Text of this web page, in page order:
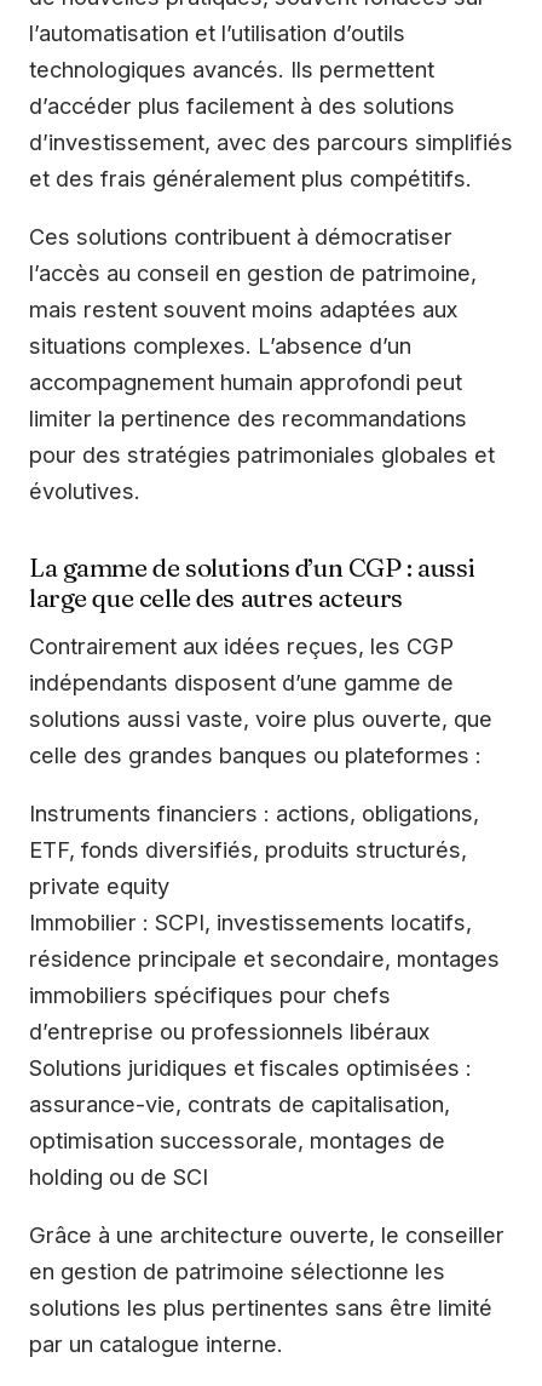
l’automatisation et l’utilisation d’outils
technologiques avancés. Ils permettent
d’accéder plus facilement à des solutions
d’investissement, avec des parcours simplifiés
et des frais généralement plus compétitifs.
Ces solutions contribuent à démocratiser
l’accès au conseil en gestion de patrimoine,
mais restent souvent moins adaptées aux
situations complexes. L’absence d’un
accompagnement humain approfondi peut
limiter la pertinence des recommandations
pour des stratégies patrimoniales globales et
évolutives.
La gamme de solutions d’un CGP : aussi
large que celle des autres acteurs
Contrairement aux idées reçues, les CGP
indépendants disposent d’une gamme de
solutions aussi vaste, voire plus ouverte, que
celle des grandes banques ou plateformes :
Instruments financiers : actions, obligations,
ETF, fonds diversifiés, produits structurés,
private equity
Immobilier : SCPI, investissements locatifs,
résidence principale et secondaire, montages
immobiliers spécifiques pour chefs
d’entreprise ou professionnels libéraux
Solutions juridiques et fiscales optimisées :
assurance-vie, contrats de capitalisation,
optimisation successorale, montages de
holding ou de SCI
Grâce à une architecture ouverte, le conseiller
en gestion de patrimoine sélectionne les
solutions les plus pertinentes sans être limité
par un catalogue interne.